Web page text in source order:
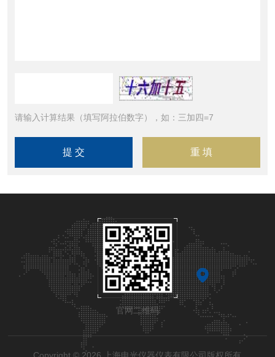
请输入计算结果（填写阿拉伯数字），如：三加四=7
官网二维码